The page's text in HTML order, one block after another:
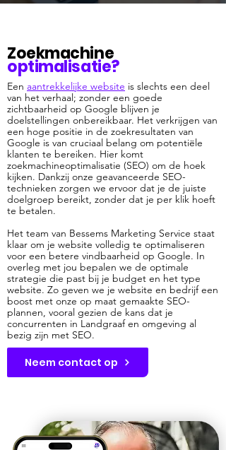
Zoekmachine
optimalisatie?
Een aantrekkelijke website is slechts een deel
van het verhaal; zonder een goede
zichtbaarheid op Google blijven je
doelstellingen onbereikbaar. Het verkrijgen van
een hoge positie in de zoekresultaten van
Google is van cruciaal belang om potentiële
klanten te bereiken. Hier komt
zoekmachineoptimalisatie (SEO) om de hoek
kijken. Dankzij onze geavanceerde SEO-
technieken zorgen we ervoor dat je de juiste
doelgroep bereikt, zonder dat je per klik hoeft
te betalen.
Het team van Bessems Marketing Service staat
klaar om je website volledig te optimaliseren
voor een betere vindbaarheid op Google. In
overleg met jou bepalen we de optimale
strategie die past bij je budget en het type
website. Zo geven we je website en bedrijf een
boost met onze op maat gemaakte SEO-
plannen, vooral gezien de kans dat je
concurrenten in Landgraaf en omgeving al
bezig zijn met SEO.
Neem contact op